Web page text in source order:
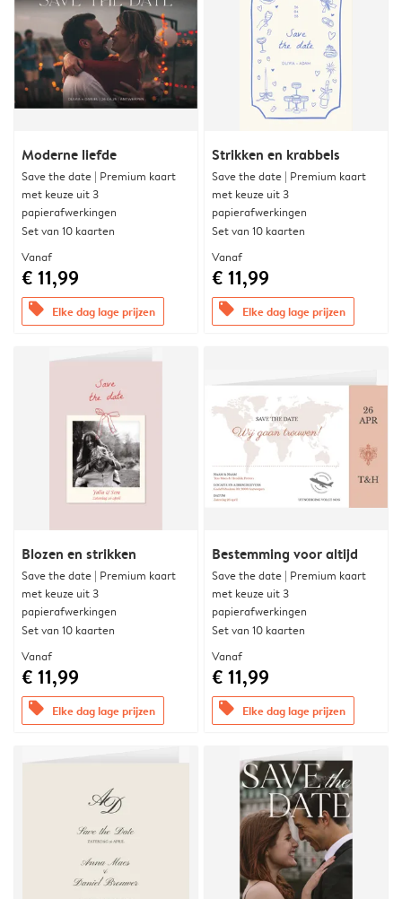
Moderne liefde
Save the date | Premium kaart
met keuze uit 3
papierafwerkingen
Set van 10 kaarten
Vanaf
€ 11,99
offers Elke dag lage prijzen
Strikken en krabbels
Save the date | Premium kaart
met keuze uit 3
papierafwerkingen
Set van 10 kaarten
Vanaf
€ 11,99
offers Elke dag lage prijzen
Blozen en strikken
Save the date | Premium kaart
met keuze uit 3
papierafwerkingen
Set van 10 kaarten
Vanaf
€ 11,99
offers Elke dag lage prijzen
Bestemming voor altijd
Save the date | Premium kaart
met keuze uit 3
papierafwerkingen
Set van 10 kaarten
Vanaf
€ 11,99
offers Elke dag lage prijzen